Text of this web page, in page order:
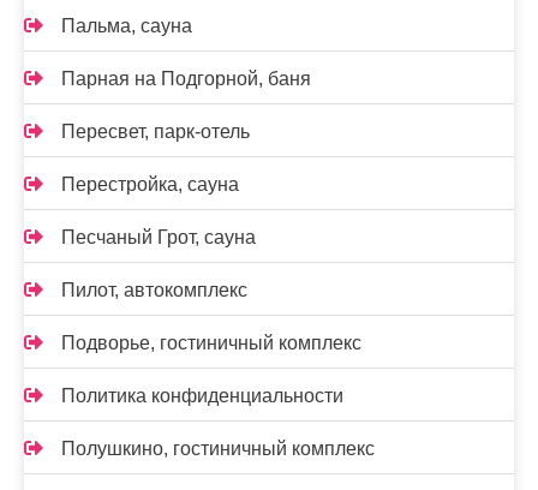
Пальма, сауна
Парная на Подгорной, баня
Пересвет, парк-отель
Перестройка, сауна
Песчаный Грот, сауна
Пилот, автокомплекс
Подворье, гостиничный комплекс
Политика конфиденциальности
Полушкино, гостиничный комплекс